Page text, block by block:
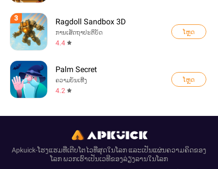
3 Ragdoll Sandbox 3D
ການເສັດຖາປະຕິບັດ
4.4
ໂຫຼດ
Palm Secret
ຄວາມບັນເທີງ
4.2
ໂຫຼດ
Apkuick-ໂຮງແຮມທີ່ເຕີບໂຕໄວທີ່ສຸດໃນໂລກ ແລະເປັນແຜ່ນຄວາມຄິດຂອງ
ໂລກ ພວກເຮົາເປັນເວທີຂອງລ່ຽງລານໃນໂລກ